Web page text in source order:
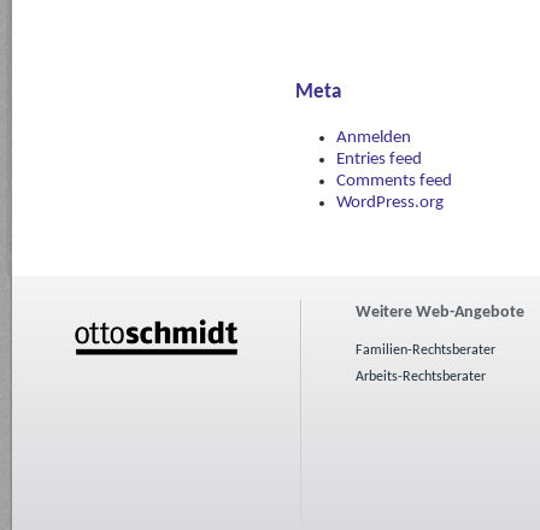
Meta
Anmelden
Entries feed
Comments feed
WordPress.org
Weitere Web-Angebote
Familien-Rechtsberater
Arbeits-Rechtsberater